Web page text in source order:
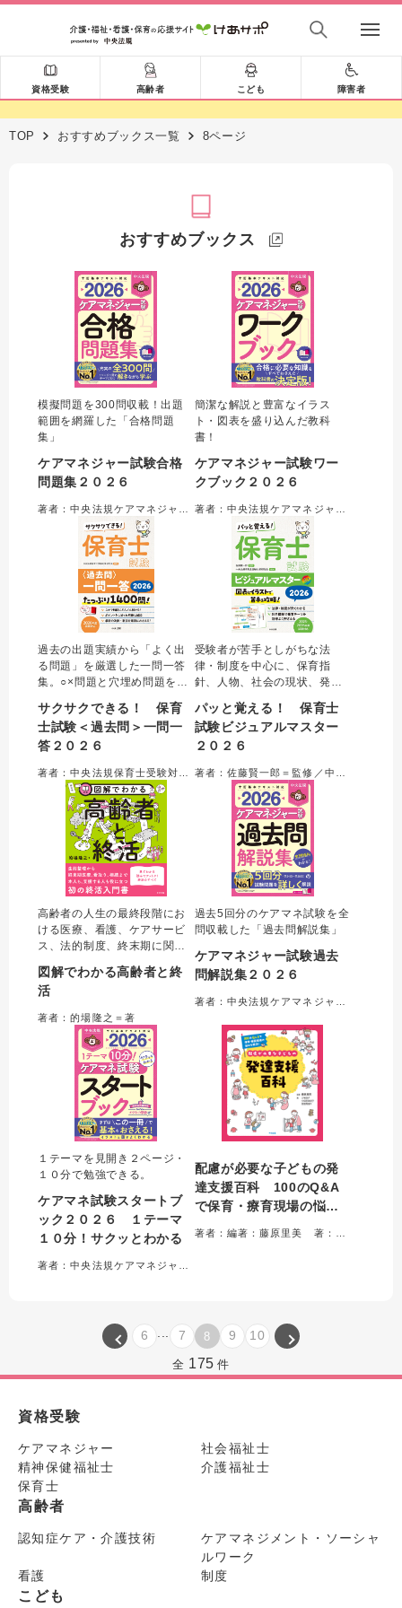
資格受験 高齢者 こども 障害者
TOP おすすめブックス一覧 8ページ
おすすめブックス
模擬問題を300問収載！出題
範囲を網羅した「合格問題
集」
ケアマネジャー試験合格
問題集２０２６
簡潔な解説と豊富なイラス
ト・図表を盛り込んだ教科
書！
ケアマネジャー試験ワー
クブック２０２６
過去の出題実績から「よく出
る問題」を厳選した一問一答
集。○×問題と穴埋め問題を合
を判断するためのポイントに
絞った解説で、合格に必要な
知識を確実に身につけること
数値にアップデート。便利な
赤シート付き。
サクサクできる！ 保育
士試験＜過去問＞一問一
答２０２６
受験者が苦手としがちな法
律・制度を中心に、保育指
針、人物、社会の現状、発
試験でよく問われるテーマを
科目横断的に解説。効率的に
重要項目を押さえられる。オ
の内容で、難しい知識も「見
て覚える」ことができる。
パッと覚える！ 保育士
試験ビジュアルマスター
２０２６
高齢者の人生の最終段階にお
ける医療、看護、ケアサービ
ス、法的制度、終末期に関す
た初の「終活入門書」。著者
が持つ、行政書士・看護師・
し、医療・福祉・法務の各分
野を横断した他書にはない包
括的な実践解説が特長。
図解でわかる高齢者と終
活
著者：的場隆之＝著
過去5回分のケアマネ試験を全
問収載した「過去問解説集」
ケアマネジャー試験過去
問解説集２０２６
１テーマを見開き２ページ・
１０分で勉強できる。
ケアマネ試験スタートブ
ック２０２６ １テーマ
１０分！サクッとわかる
配慮が必要な子どもの発
達支援百科 100のQ&A
で保育・療育現場の悩み
6 7 8 9 10
全 175 件
資格受験
ケアマネジャー
社会福祉士
精神保健福祉士
介護福祉士
保育士
高齢者
認知症ケア・介護技術
ケアマネジメント・ソーシャ
ルワーク
看護
制度
こども